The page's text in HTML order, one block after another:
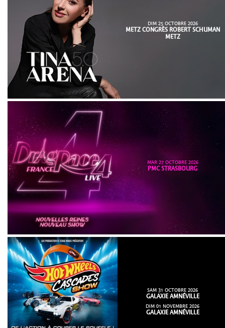
DIM 25 OCTOBRE 2026
METZ CONGRÈS ROBERT SCHUMAN
METZ
MAR 27 OCTOBRE 2026
PMC STRASBOURG
SAM 31 OCTOBRE 2026
GALAXIE AMNÉVILLE
DIM 01 NOVEMBRE 2026
GALAXIE AMNÉVILLE